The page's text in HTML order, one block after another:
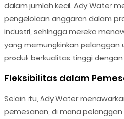
dalam jumlah kecil. Ady Water
pengelolaan anggaran dalam
industri, sehingga mereka
yang memungkinkan pelanggan
produk berkualitas tinggi
Fleksibilitas dalam
Selain itu, Ady Water
pemesanan, di mana